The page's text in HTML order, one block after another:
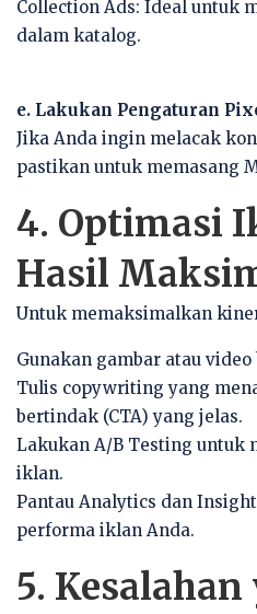
Collection Ads: Ideal untuk
dalam katalog.
e. Lakukan Pengaturan
Jika Anda ingin melacak
pastikan untuk memasang
4. Optimasi
Hasil
Untuk memaksimalkan
Gunakan gambar atau
Tulis copywriting yang
bertindak (CTA) yang jelas.
Lakukan A/B Testing untuk
iklan.
Pantau Analytics dan
performa iklan Anda.
5.